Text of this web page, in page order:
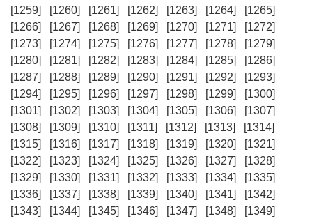
[1259]
[1260] [1261] [1262] [1263] [1264]
[1265]
[1266]
[1267] [1268] [1269] [1270] [1271]
[1272]
[1273]
[1274] [1275] [1276] [1277] [1278]
[1279]
[1280]
[1281] [1282] [1283] [1284] [1285]
[1286]
[1287]
[1288] [1289] [1290] [1291] [1292]
[1293]
[1294]
[1295] [1296] [1297] [1298] [1299]
[1300]
[1301]
[1302] [1303] [1304] [1305] [1306]
[1307]
[1308]
[1309] [1310] [1311] [1312] [1313]
[1314]
[1315]
[1316] [1317] [1318] [1319] [1320]
[1321]
[1322]
[1323] [1324] [1325] [1326] [1327]
[1328]
[1329]
[1330] [1331] [1332] [1333] [1334]
[1335]
[1336]
[1337] [1338] [1339] [1340] [1341]
[1342]
[1343]
[1344] [1345] [1346] [1347] [1348]
[1349]